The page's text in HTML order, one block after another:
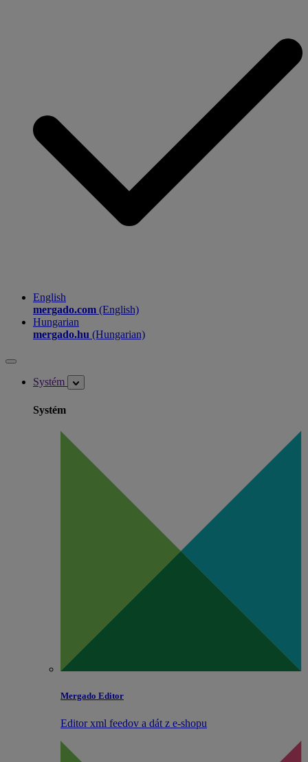
English
mergado.com (English)
Hungarian
mergado.hu (Hungarian)
Systém
Systém
Mergado Editor
Editor xml feedov a dát z e‑shopu